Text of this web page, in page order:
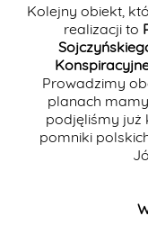
Kolejny obiekt,
realizacji to
Prowadzimy
planach
podjęliśmy już
pomniki